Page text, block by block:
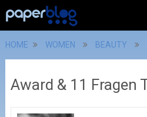
HOME WOMEN BEAUTY
Award & 11 Fragen